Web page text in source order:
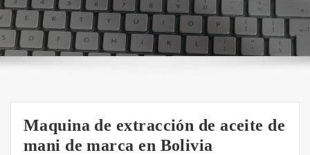
Maquina de extracción de aceite de
mani de marca en Bolivia